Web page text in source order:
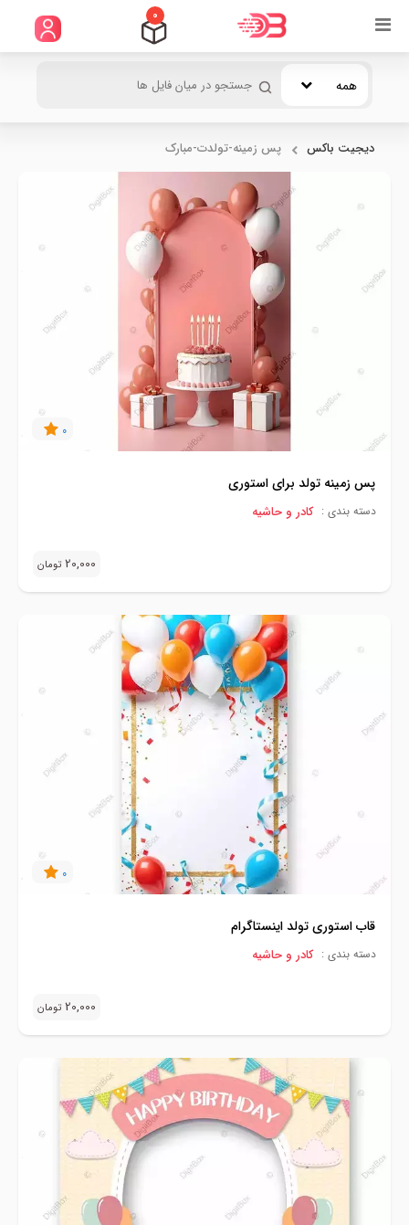
0
همه
دیجیت باکس پس زمینه-تولدت-مبارک
0
پس زمینه تولد برای استوری
دسته بندی : کادر و حاشیه
20,000 تومان
0
قاب استوری تولد اینستاگرام
دسته بندی : کادر و حاشیه
20,000 تومان